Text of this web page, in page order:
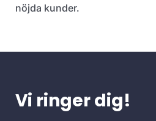
nöjda kunder.
Vi ringer dig!